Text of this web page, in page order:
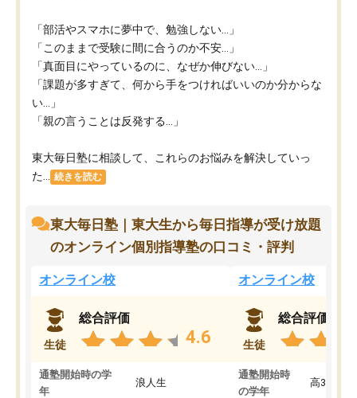
「部活やスマホに夢中で、勉強しない…」
「このままで受験に間に合うのか不安…」
「真面目にやっているのに、なぜか伸びない…」
「課題が多すぎて、何から手をつければいいのか分からな
い…」
「親の言うことは反発する…」
東大毎日塾に相談して、これらのお悩みを解決していっ
た...
続きを読む
東大毎日塾｜東大生から毎日指導が受け放題
のオンライン個別指導塾の口コミ・評判
オンライン校
生徒
総合評価
4.6
通塾開始時の学
年
浪人生
オンライン校
生徒
総合評価
通塾開始時
の学年
高3